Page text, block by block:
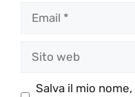
web
Salva il mio